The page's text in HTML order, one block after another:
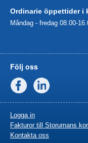
Ordinarie öppettider i
Måndag - fredag 08.00-
Följ oss
Facebook
Logga in
Fakturor till Storumans
Kontakta oss